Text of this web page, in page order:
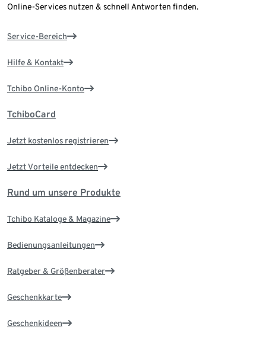
Online-Services nutzen & schnell Antworten finden.
Service-Bereich
Hilfe & Kontakt
Tchibo Online-Konto
TchiboCard
Jetzt kostenlos registrieren
Jetzt Vorteile entdecken
Rund um unsere Produkte
Tchibo Kataloge & Magazine
Bedienungsanleitungen
Ratgeber & Größenberater
Geschenkkarte
Geschenkideen